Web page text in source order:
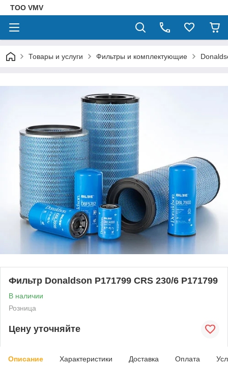
ТОО VMV
Товары и услуги Фильтры и комплектующие
Фильтр Donaldson P171799 CRS 230/6 P171799
В наличии
Розница
Цену уточняйте
Описание Характеристики Доставка Оплата